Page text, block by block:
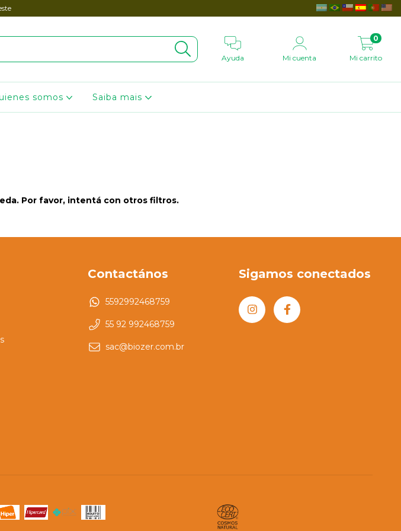
Ayuda Mi cuenta Mi carrito
0
somos Saiba mais
Por favor, intentá con otros filtros.
Contactános
5592992468759
55 92 992468759
sac@biozer.com.br
Sigamos conectados